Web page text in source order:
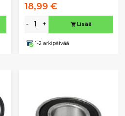
18,99 €
- + Lisää
1-2 arkipäivää